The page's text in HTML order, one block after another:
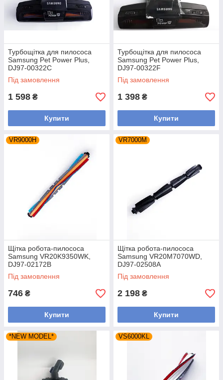
Турбощітка для пилососа
Samsung Pet Power Plus,
DJ97-00322C
Під замовлення
1 598 ₴
Купити
Турбощітка для пилососа
Samsung Pet Power Plus,
DJ97-00322F
Під замовлення
1 398 ₴
Купити
VR9000H
Щітка робота-пилососа
Samsung VR20K9350WK,
DJ97-02172B
Під замовлення
746 ₴
Купити
VR7000M
Щітка робота-пилососа
Samsung VR20M7070WD,
DJ97-02508A
Під замовлення
2 198 ₴
Купити
*NEW MODEL* VS6000KL